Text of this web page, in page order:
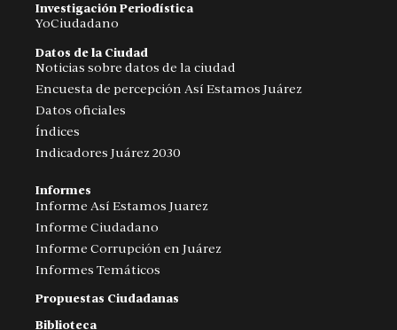
Investigación Periodística
YoCiudadano
Datos de la Ciudad
Noticias sobre datos de la ciudad
Encuesta de percepción Así Estamos Juárez
Datos oficiales
Índices
Indicadores Juárez 2030
Informes
Informe Así Estamos Juarez
Informe Ciudadano
Informe Corrupción en Juárez
Informes Temáticos
Propuestas Ciudadanas
Biblioteca